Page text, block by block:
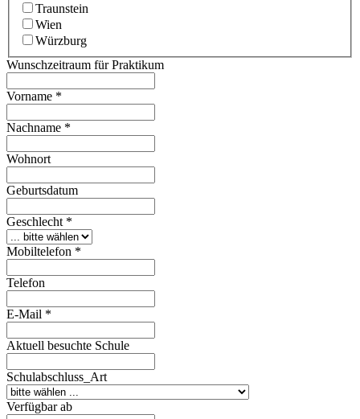
Traunstein
Wien
Würzburg
Wunschzeitraum für Praktikum
Vorname *
Nachname *
Wohnort
Geburtsdatum
Geschlecht *
Mobiltelefon *
Telefon
E-Mail *
Aktuell besuchte Schule
Schulabschluss_Art
Verfügbar ab